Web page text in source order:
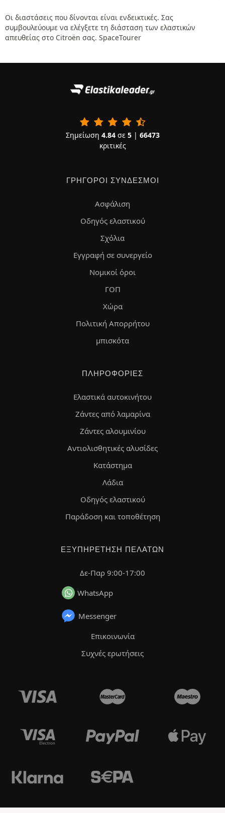
Οι διαστάσεις που δίνονται είναι ενδεικτικές. Σας
συμβουλεύουμε να ελέγξετε τη διάσταση των ελαστικών
απευθείας στο Citroën σας. SpaceTourer
Σημείωση 4.84σε 5| 66473
κριτικές
ΓΡΉΓΟΡΟΙ ΣΎΝΔΕΣΜΟΙ
Ασφάλιση
Οδηγός ελαστικού
Σχόλια
Εγγραφή σε συνεργείο
Νομικοί όροι
ΓΟΠ
Χώρα
Πολιτική Απορρήτου
μπισκότα
ΠΛΗΡΟΦΟΡΊΕΣ
Ελαστικά αυτοκινήτου
Ζάντες από λαμαρίνα
Ζάντες αλουμινίου
Αντιολισθητικές αλυσίδες
Κατάστημα
Λάδια
Οδηγός ελαστικού
Παράδοση και τοποθέτηση
ΕΞΥΠΗΡΈΤΗΣΗ ΠΕΛΑΤΏΝ
Δε-Παρ 9:00-17:00
WhatsApp
Messenger
Επικοινωνία
Συχνές ερωτήσεις